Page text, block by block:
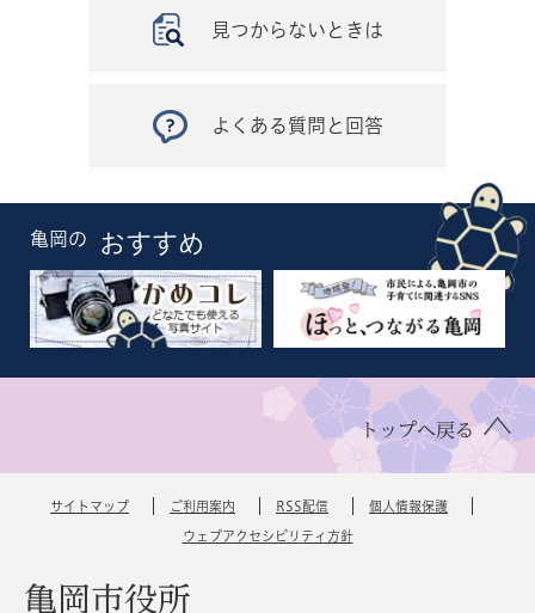
見つからないときは
よくある質問と回答
亀岡の おすすめ
トップへ戻る
サイトマップ ご利用案内 RSS配信 個人情報保護
ウェブアクセシビリティ方針
亀岡市役所